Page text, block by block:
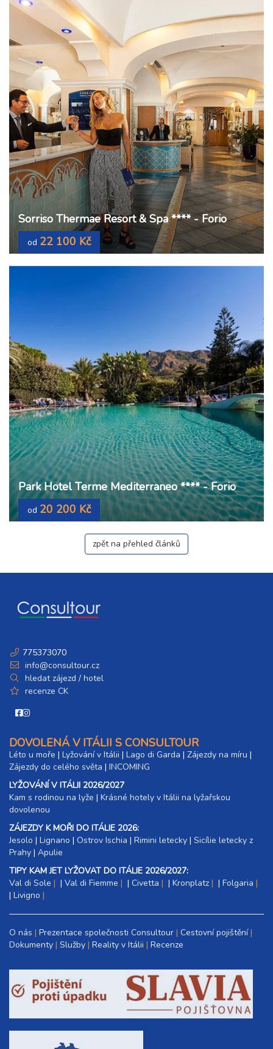
Sorriso Thermae Resort & Spa **** - Forio
od 22 100 Kč
Park Hotel Terme Mediterraneo **** - Forio
od 20 200 Kč
zpět na přehled článků
775373070
info@consultour.cz
hledat zájezd / hotel
recenze CK
DOVOLENÁ V ITÁLII S CONSULTOUR
Léto u moře | Lyžování v Itálii | Lago di Garda | Zájezdy na míru |
Zájezdy do celého světa | INCOMING
LYŽOVÁNÍ V ITÁLII 2026/2027
Kam s rodinou na lyže |​ Krásné hotely v Itálii na lyžařskou
dovolenou
ZÁJEZDY K MOŘI DO ITÁLIE 2026:
Jesolo | Lignano | Ostrov Ischia | Rimini letecky | Sicílie letecky z
Prahy | Apulie
TIPY KAM JET LYŽOVAT DO ITÁLIE 2026/2027:
Val di Sole
| Val di Fiemme | Civetta | Kronplatz | Folgaria
| Livigno
O nás Prezentace společnosti Consultour Cestovní pojištění
Dokumenty Služby Reality v Itálii Recenze